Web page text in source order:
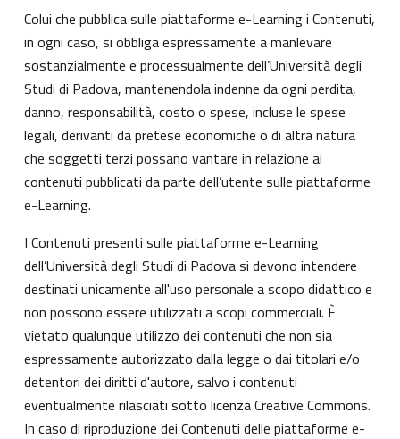
Colui che pubblica sulle piattaforme e-Learning i Contenuti,
in ogni caso, si obbliga espressamente a manlevare
sostanzialmente e processualmente dell’Università degli
Studi di Padova, mantenendola indenne da ogni perdita,
danno, responsabilità, costo o spese, incluse le spese
legali, derivanti da pretese economiche o di altra natura
che soggetti terzi possano vantare in relazione ai
contenuti pubblicati da parte dell’utente sulle piattaforme
e-Learning.
I Contenuti presenti sulle piattaforme e-Learning
dell’Università degli Studi di Padova si devono intendere
destinati unicamente all'uso personale a scopo didattico e
non possono essere utilizzati a scopi commerciali. È
vietato qualunque utilizzo dei contenuti che non sia
espressamente autorizzato dalla legge o dai titolari e/o
detentori dei diritti d'autore, salvo i contenuti
eventualmente rilasciati sotto licenza Creative Commons.
In caso di riproduzione dei Contenuti delle piattaforme e-